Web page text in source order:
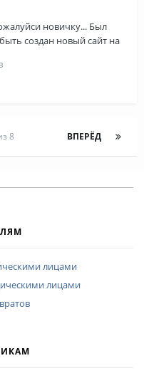
новичку... Был
создан новый сайт на
и пароли, личные
сайи? Заранее
ВПЕРЁД
8
лицами
лицами